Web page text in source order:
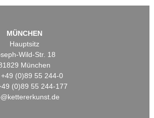
MÜNCHEN
Hauptsitz
Wild-Str. 18
München
+49 (0)89 55 244-0
(0)89 55 244-177